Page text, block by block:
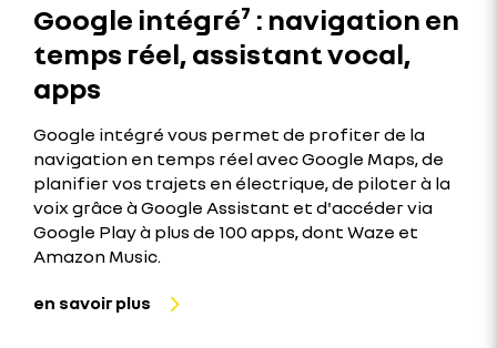
Google intégré⁷ : navigation en
temps réel, assistant vocal,
apps
Google intégré vous permet de profiter de la
navigation en temps réel avec Google Maps, de
planifier vos trajets en électrique, de piloter à la
voix grâce à Google Assistant et d'accéder via
Google Play à plus de 100 apps, dont Waze et
Amazon Music.
en savoir plus